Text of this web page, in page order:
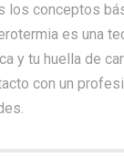
los conceptos
es una
y tu huella de
con un